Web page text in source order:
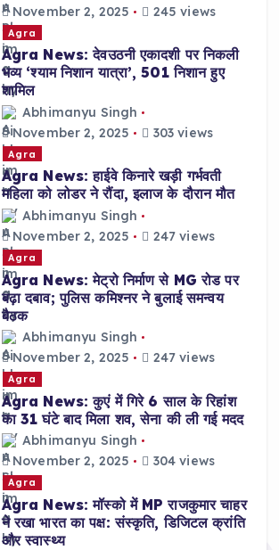
November 2, 2025
245 views
Agra
Agra News: देवउठनी एकादशी पर निकली
भव्य ‘श्याम निशान यात्रा’, 501 निशान हुए
शामिल
Abhimanyu Singh
November 2, 2025
303 views
Agra
Agra News: हाईवे किनारे खड़ी गर्भवती
महिला को लोडर ने रौंदा, इलाज के दौरान मौत
Abhimanyu Singh
November 2, 2025
247 views
Agra
Agra News: मेट्रो निर्माण से MG रोड पर
बढ़ा दबाव; पुलिस कमिश्नर ने बुलाई समन्वय
बैठक
Abhimanyu Singh
November 2, 2025
247 views
Agra
Agra News: कुएं में गिरे 6 साल के रिहांश
का 31 घंटे बाद मिला शव, सेना की ली गई मदद
Abhimanyu Singh
November 2, 2025
304 views
Agra
Agra News: मॉस्को में MP राजकुमार चाहर
ने रखा भारत का पक्ष: संस्कृति, डिजिटल क्रांति
और स्वास्थ्य